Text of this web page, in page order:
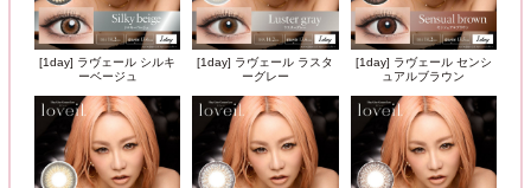
[1day] ラヴェール シルキ
ーベージュ
[1day] ラヴェール ラスタ
ーグレー
[1day] ラヴェール センシ
ュアルブラウン